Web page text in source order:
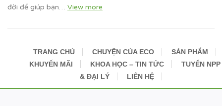
đời để giúp bạn… View more
TRANG CHỦ CHUYỆN CỦA ECO
SẢN PHẨM
KHUYẾN MÃI
KHOA HỌC – TIN TỨC
TUYỂN NPP
& ĐẠI LÝ
LIÊN HỆ